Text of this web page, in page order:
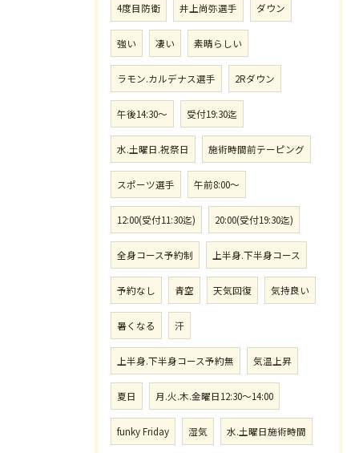
4度目防衛 井上尚弥選手 ダウン
強い 凄い 素晴らしい
ラモン.カルデナス選手 2Rダウン
午後14:30〜 受付19:30迄
水.土曜日.祝祭日 施術時間前テーピング
スポーツ選手 午前8:00〜
12:00(受付11:30迄) 20:00(受付19:30迄)
全身コース予約制 上半身.下半身コース
予約なし 青空 天気回復 気持良い
暑くなる 汗
上半身.下半身コース予約無 気温上昇
夏日 月.火.木.金曜日12:30〜14:00
funky Friday 湿気 水.土曜日施術時間